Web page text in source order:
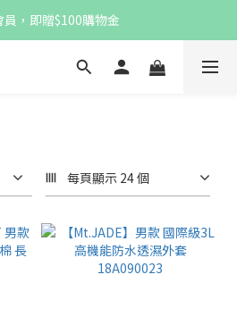
員，即贈$100購物金
員，即贈$100購物金
$1,000 享免運優惠
每頁顯示 24 個